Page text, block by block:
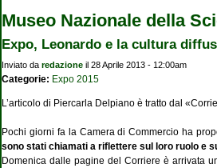
Museo Nazionale della
Expo, Leonardo e la cultura
Inviato da redazione il 28 Aprile 2013 - 12:00am
Categorie: Expo 2015
L’articolo di Piercarla Delpiano è tratto dal
Pochi giorni fa la Camera di Commercio ha
sono stati chiamati a riflettere sul loro ruolo e
Domenica dalle pagine del Corriere è arrivata